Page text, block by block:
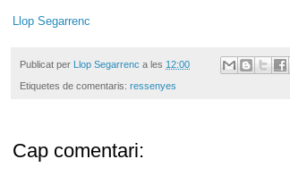
Llop Segarrenc
Publicat per Llop Segarrenc a les 12:00
Etiquetes de comentaris: ressenyes
Cap comentari: